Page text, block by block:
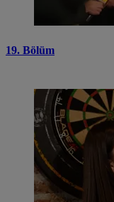
19. Bölüm